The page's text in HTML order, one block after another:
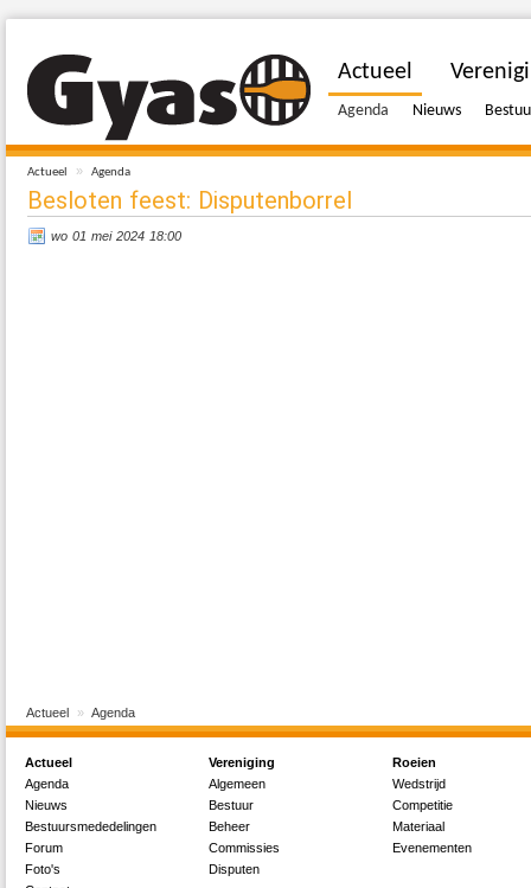
Actueel » Agenda
Actueel
Agenda Nieuws
Besloten feest: Disputenborrel
wo 01 mei 2024 18:00
Actueel Agenda
Actueel
Agenda
Nieuws
Bestuursmededelingen
Forum
Foto's
Vereniging
Algemeen
Bestuur
Beheer
Commissies
Disputen
Roeien
Wedstrijd
Competitie
Materiaal
Evenementen